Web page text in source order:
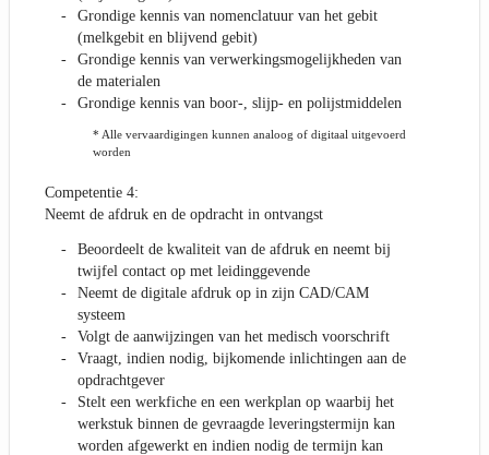
Grondige kennis van nomenclatuur van het gebit
(melkgebit en blijvend gebit)
Grondige kennis van verwerkingsmogelijkheden van
de materialen
Grondige kennis van boor-, slijp- en polijstmiddelen
* Alle vervaardigingen kunnen analoog of digitaal uitgevoerd
worden
Competentie 4:
Neemt de afdruk en de opdracht in ontvangst
Beoordeelt de kwaliteit van de afdruk en neemt bij
twijfel contact op met leidinggevende
Neemt de digitale afdruk op in zijn CAD/CAM
systeem
Volgt de aanwijzingen van het medisch voorschrift
Vraagt, indien nodig, bijkomende inlichtingen aan de
opdrachtgever
Stelt een werkfiche en een werkplan op waarbij het
werkstuk binnen de gevraagde leveringstermijn kan
worden afgewerkt en indien nodig de termijn kan